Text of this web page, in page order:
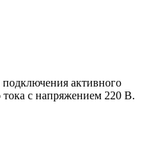
подключения активного
тока с напряжением 220 В.